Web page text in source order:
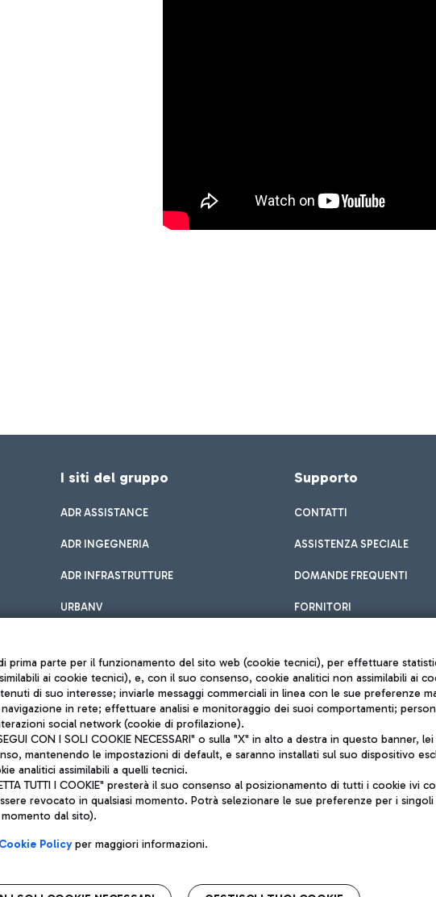
I siti del gruppo
ADR ASSISTANCE
ADR INGEGNERIA
ADR INFRASTRUTTURE
URBANV
Supporto
CONTATTI
ASSISTENZA SPECIALE
DOMANDE FREQUENTI
FORNITORI
a direzione e coordinamento di Mundys S.p.A.
13032990155 P. IVA 06572251004
Fiumicino (RM) telefono +39 06 65951
Note legali
Mappa sito
Accessibilità
prima parte per il funzionamento del sito web (cookie tecnici), per effettuare
ai cookie tecnici), e, con il suo consenso, cookie analitici non assimilabili ai
di suo interesse; inviarle messaggi commerciali in linea con le sue preferenze
in rete; effettuare analisi e monitoraggio dei suoi comportamenti;
social network (cookie di profilazione).
CON I SOLI COOKIE NECESSARI" o sulla "X" in alto a destra in questo banner,
mantenendo le impostazioni di default, e saranno installati sul suo dispositivo
analitici assimilabili a quelli tecnici.
TUTTI I COOKIE" presterà il suo consenso al posizionamento di tutti i cookie ivi
revocato in qualsiasi momento. Potrà selezionare le sue preferenze per i singoli
dal sito).
Cookie Policyper maggiori informazioni.